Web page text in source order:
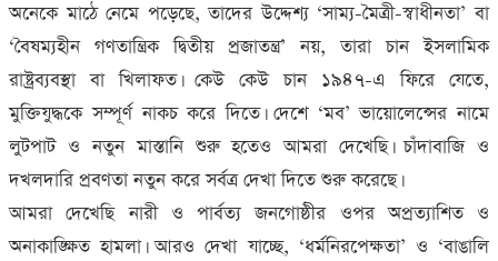
অনেকে মাঠে নেমে পড়েছে, তাদের উদ্দেশ্য ‘সাম্য-মৈত্রী-স্বাধীনতা’ বা
‘বৈষম্যহীন গণতান্ত্রিক দ্বিতীয় প্রজাতন্ত্র’ নয়, তারা চান ইসলামিক
রাষ্ট্রব্যবস্থা বা খিলাফত। কেউ কেউ চান ১৯৪৭-এ ফিরে যেতে,
মুক্তিযুদ্ধকে সম্পূর্ণ নাকচ করে দিতে। দেশে ‘মব’ ভায়োলেন্সের নামে
লুটপাট ও নতুন মাস্তানি শুরু হতেও আমরা দেখেছি। চাঁদাবাজি ও
দখলদারি প্রবণতা নতুন করে সর্বত্র দেখা দিতে শুরু করেছে।
আমরা দেখেছি নারী ও পার্বত্য জনগোষ্ঠীর ওপর অপ্রত্যাশিত ও
অনাকাঙ্ক্ষিত হামলা। আরও দেখা যাচ্ছে, ‘ধর্মনিরপেক্ষতা’ ও ‘বাঙালি